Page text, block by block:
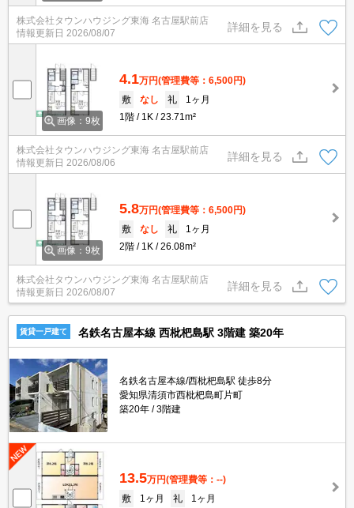
株式会社タウンハウジング東海 名古屋駅前店
情報更新日 2026/08/07
詳細を見る
画像：9枚
4.1万円(管理費等：6,500円)
敷
なし 礼
1ヶ月
1階
1K 23.71m²
株式会社タウンハウジング東海 名古屋駅前店
情報更新日 2026/08/06
詳細を見る
画像：9枚
5.8万円(管理費等：6,500円)
敷
なし 礼
1ヶ月
2階
1K 26.08m²
株式会社タウンハウジング東海 名古屋駅前店
情報更新日 2026/08/07
詳細を見る
賃貸一戸建て 名鉄名古屋本線 西枇杷島駅 3階建 築20年
名鉄名古屋本線/西枇杷島駅 徒歩8分
愛知県清須市西枇杷島町片町
築20年
3階建
13.5万円(管理費等：--)
敷
1ヶ月 礼
1ヶ月